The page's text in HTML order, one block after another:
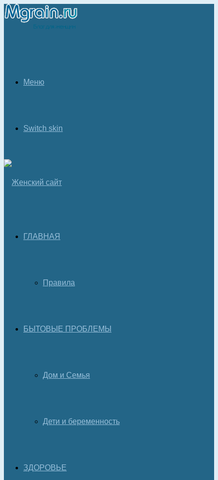
Меню
Switch skin
ГЛАВНАЯ
Правила
БЫТОВЫЕ ПРОБЛЕМЫ
Дом и Семья
Дети и беременность
ЗДОРОВЬЕ